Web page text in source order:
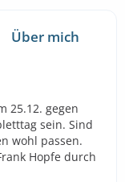
Über mich
25.12. gegen
sein. Sind
wohl passen.
Hopfe durch